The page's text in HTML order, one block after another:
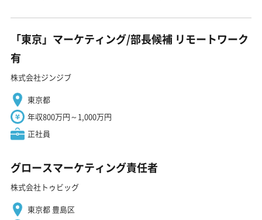
「東京」マーケティング/部長候補 リモートワーク
有
株式会社ジンジブ
東京都
年収800万円～1,000万円
正社員
グロースマーケティング責任者
株式会社トゥビッグ
東京都 豊島区